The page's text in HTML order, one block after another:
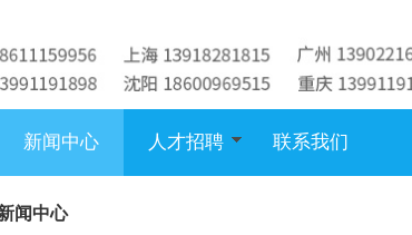
新闻中心 人才招聘 联系我们
闻中心